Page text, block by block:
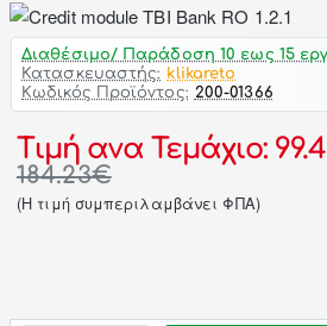
Διαθέσιμο/ Παράδοση 10 εως 15
Κατασκευαστής: klikareto
Κωδικός Προϊόντος: 200-01366
Τιμή ανα Τεμάχιο:
184.23€
(H τιμή συμπεριλαμβάνει ΦΠΑ)